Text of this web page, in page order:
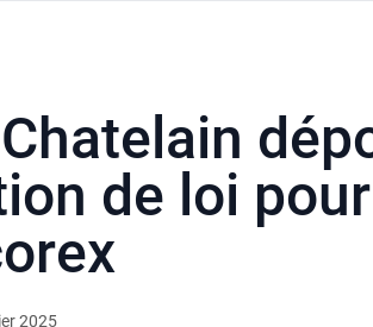
de loi
2025